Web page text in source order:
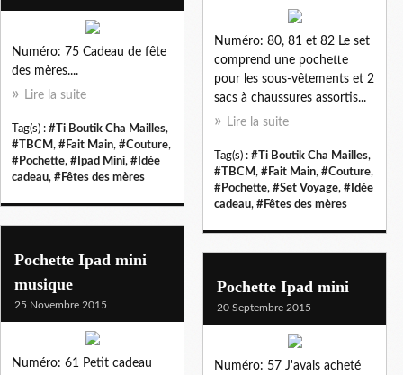
Numéro: 80, 81 et 82 Le set
comprend une pochette
pour les sous-vêtements et 2
sacs à chaussures assortis...
Lire la suite
Tag(s) : #Ti Boutik Cha Mailles,
#TBCM, #Fait Main, #Couture,
#Pochette, #Set Voyage, #Idée
cadeau, #Fêtes des mères
Numéro: 75 Cadeau de fête
des mères....
Lire la suite
Tag(s) : #Ti Boutik Cha Mailles,
#TBCM, #Fait Main, #Couture,
#Pochette, #Ipad Mini, #Idée
cadeau, #Fêtes des mères
Pochette Ipad mini
musique
25 Novembre 2015
Numéro: 61 Petit cadeau
Pochette Ipad mini
20 Septembre 2015
Numéro: 57 J'avais acheté